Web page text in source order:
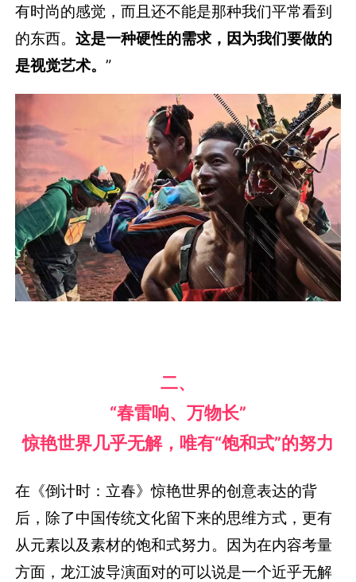
有时尚的感觉，而且还不能是那种我们平常看到
的东西。这是一种硬性的需求，因为我们要做的
是视觉艺术。”
二、
“春雷响、万物长”
惊艳世界几乎无解，唯有“饱和式”的努力
在《倒计时：立春》惊艳世界的创意表达的背
后，除了中国传统文化留下来的思维方式，更有
从元素以及素材的饱和式努力。因为在内容考量
方面，龙江波导演面对的可以说是一个近乎无解